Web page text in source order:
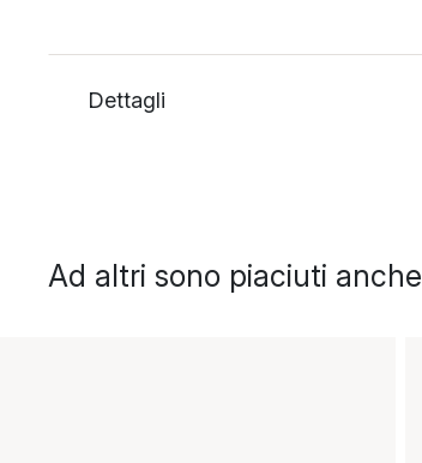
Dettagli
Ad altri sono piaciuti anche